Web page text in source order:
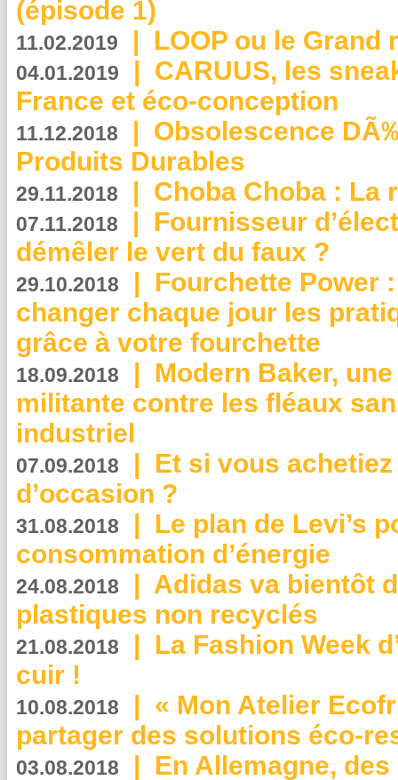
(épisode 1)
11.02.2019 | LOOP ou le Grand
04.01.2019 | CARUUS, les
France et éco-conception
11.12.2018 | Obsolescence
Produits Durables
29.11.2018 | Choba Choba : La
07.11.2018 | Fournisseur
démêler le vert du faux ?
29.10.2018 | Fourchette Power
changer chaque jour les
grâce à votre fourchette
18.09.2018 | Modern Baker,
militante contre les fléaux
industriel
07.09.2018 | Et si vous
d’occasion ?
31.08.2018 | Le plan de Levi’s
consommation d’énergie
24.08.2018 | Adidas va bientôt
plastiques non recyclés
21.08.2018 | La Fashion Week
cuir !
10.08.2018 | « Mon Atelier
partager des solutions éco-
03.08.2018 | En Allemagne,